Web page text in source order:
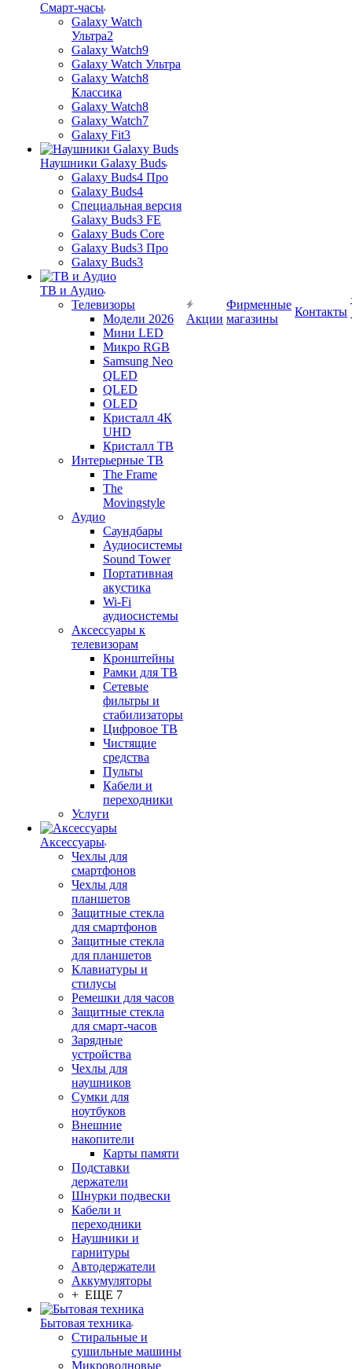
Смарт-часы
Galaxy Watch
Ультра2
Galaxy Watch9
Galaxy Watch Ультра
Galaxy Watch8
Классика
Galaxy Watch8
Galaxy Watch7
Galaxy Fit3
Наушники Galaxy Buds
Galaxy Buds4 Про
Galaxy Buds4
Специальная версия
Galaxy Buds3 FE
Galaxy Buds Core
Galaxy Buds3 Про
Galaxy Buds3
ТВ и Аудио
Телевизоры
Модели 2026
Мини LED
Микро RGB
Samsung Neo
QLED
QLED
OLED
Кристалл 4К
UHD
Кристалл ТВ
Интерьерные ТВ
The Frame
The
Movingstyle
Аудио
Саундбары
Аудиосистемы
Sound Tower
Портативная
акустика
Wi-Fi
аудиосистемы
Аксессуары к
телевизорам
Кронштейны
Рамки для ТВ
Сетевые
фильтры и
стабилизаторы
Цифровое ТВ
Чистящие
средства
Пульты
Кабели и
переходники
Услуги
Аксессуары
Чехлы для
смартфонов
Чехлы для
планшетов
Защитные стекла
для смартфонов
Защитные стекла
для планшетов
Клавиатуры и
стилусы
Ремешки для часов
Защитные стекла
для смарт-часов
Зарядные
устройства
Чехлы для
наушников
Сумки для
ноутбуков
Внешние
накопители
Карты памяти
Подставки
держатели
Шнурки подвески
Кабели и
переходники
Наушники и
гарнитуры
Автодержатели
Аккумуляторы
+ ЕЩЕ 7
Бытовая техника
Стиральные и
сушильные машины
Микроволновые
Акции
Фирменные
магазины
Контакты